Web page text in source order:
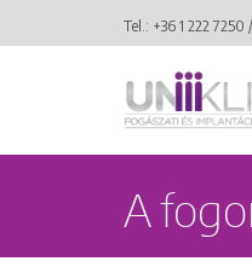
Tel.: +36 1 222 7250 /
A